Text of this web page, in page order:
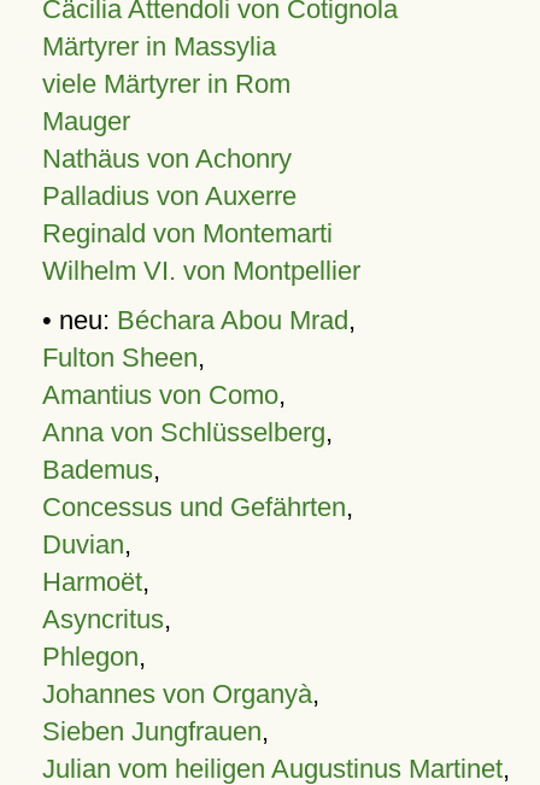
Cäcilia Attendoli von Cotignola
Märtyrer in Massylia
viele Märtyrer in Rom
Mauger
Nathäus von Achonry
Palladius von Auxerre
Reginald von Montemarti
Wilhelm VI. von Montpellier
• neu: Béchara Abou Mrad,
Fulton Sheen,
Amantius von Como,
Anna von Schlüsselberg,
Bademus,
Concessus und Gefährten,
Duvian,
Harmoët,
Asyncritus,
Phlegon,
Johannes von Organyà,
Sieben Jungfrauen,
Julian vom heiligen Augustinus Martinet,